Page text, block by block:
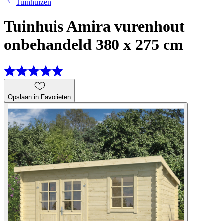
Tuinhuizen
Tuinhuis Amira vurenhout
onbehandeld 380 x 275 cm
Opslaan in Favorieten